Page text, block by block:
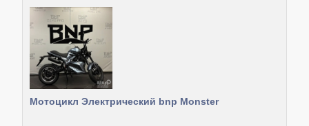
Мотоцикл Электрический bnp Monster